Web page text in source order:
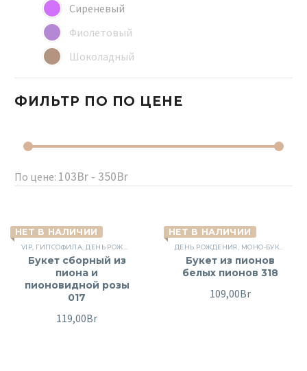
Сиреневый
Фиолетовый
Шоколадный
ФИЛЬТР ПО ПО ЦЕНЕ
По цене: 103Br - 350Br
НЕТ В НАЛИЧИИ
VIP ГИПСОФИЛА ДЕНЬ РОЖДЕНИЯ ПИОНОВИДНЫЕ РОЗЫ, ПИОНЫ,СБОРНЫЕ
Букет сборный из
пиона и
пионовидной розы
017
119,00Br
НЕТ В НАЛИЧИИ
ДЕНЬ РОЖДЕНИЯ МОНО-БУКЕТЫ
Букет из пионов
белых пионов 318
109,00Br